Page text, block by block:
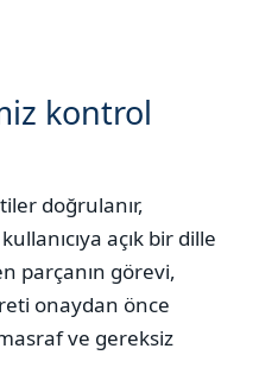
kontrol
doğrulanır,
açık bir dille
parçanın görevi,
onaydan önce
ve gereksiz